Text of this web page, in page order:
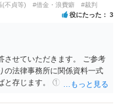
のほか、子どもの年齢、大
歴・収入・資産状況、進学先
とになります。公正証書の他
のように定められている
育費」「進学費用」に関する
ると考えられます。
(不貞等) #借金・浪費癖 #裁判
役にたった 3
させていただきます。 ご参考
の法律事務所に関係資料一式
と存じます。 ① このLINEの
００万円の貸付に至るまでの